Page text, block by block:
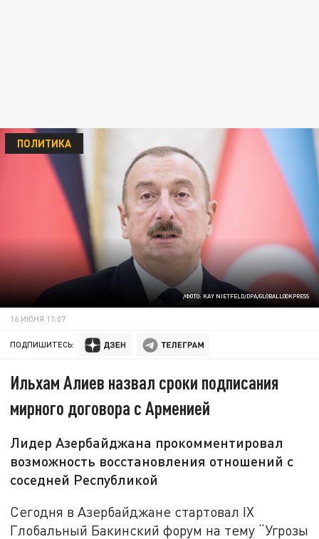
/ФОТО: KAY NIETFELD/DPA/GLOBALLOOKPRESS
ПОЛИТИКА
16 ИЮНЯ 11:07
ПОДПИШИТЕСЬ:
Ильхам Алиев назвал сроки подписания
мирного договора с Арменией
Лидер Азербайджана прокомментировал
возможность восстановления отношений с
соседней Республикой
Сегодня в Азербайджане стартовал IX
Глобальный Бакинский форум на тему “Угрозы